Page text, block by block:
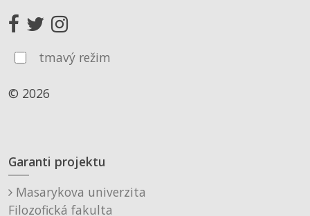
tmavý režim
© 2026
Garanti projektu
Masarykova univerzita
Filozofická fakulta